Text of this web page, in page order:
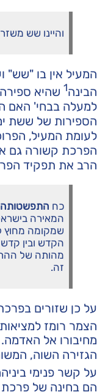
והיינו שש
המעיל אין בו "שש"
הבינה1 שהיא
למעלה בבחי' האם
הספירות של ששת
לעומת המעיל,
הפרכת קשורה גם
הרב את תפקיד
כח
המאירה
שמקומה מחוץ
הקדש ובין
מהותה של
זה.
על כן שזורים
הצמר רומז
מחיבורו אל האדמה.
הגזירה השוה,
על קשר פנימי
הם בחינה של פרכת